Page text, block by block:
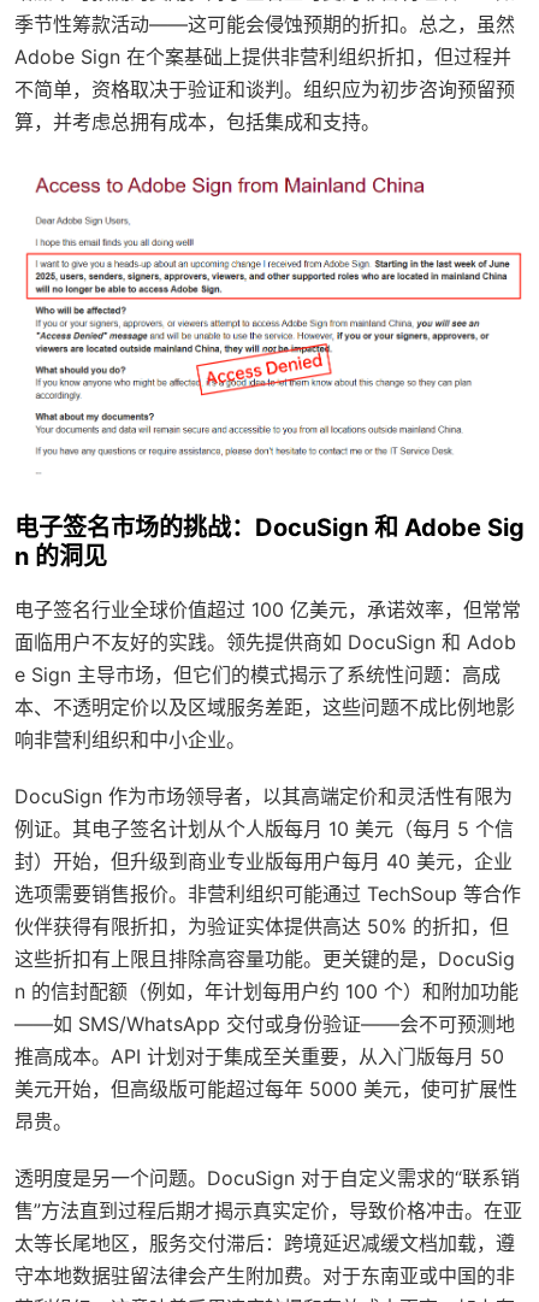
季节性筹款活动——这可能会侵蚀预期的折扣。总之，虽然
Adobe Sign 在个案基础上提供非营利组织折扣，但过程并
不简单，资格取决于验证和谈判。组织应为初步咨询预留预
算，并考虑总拥有成本，包括集成和支持。
电子签名市场的挑战：DocuSign 和 Adobe Sig
n 的洞见
电子签名行业全球价值超过 100 亿美元，承诺效率，但常常
面临用户不友好的实践。领先提供商如 DocuSign 和 Adob
e Sign 主导市场，但它们的模式揭示了系统性问题：高成
本、不透明定价以及区域服务差距，这些问题不成比例地影
响非营利组织和中小企业。
DocuSign 作为市场领导者，以其高端定价和灵活性有限为
例证。其电子签名计划从个人版每月 10 美元（每月 5 个信
封）开始，但升级到商业专业版每用户每月 40 美元，企业
选项需要销售报价。非营利组织可能通过 TechSoup 等合作
伙伴获得有限折扣，为验证实体提供高达 50% 的折扣，但
这些折扣有上限且排除高容量功能。更关键的是，DocuSig
n 的信封配额（例如，年计划每用户约 100 个）和附加功能
——如 SMS/WhatsApp 交付或身份验证——会不可预测地
推高成本。API 计划对于集成至关重要，从入门版每月 50
美元开始，但高级版可能超过每年 5000 美元，使可扩展性
昂贵。
透明度是另一个问题。DocuSign 对于自定义需求的“联系销
售”方法直到过程后期才揭示真实定价，导致价格冲击。在亚
太等长尾地区，服务交付滞后：跨境延迟减缓文档加载，遵
守本地数据驻留法律会产生附加费。对于东南亚或中国的非